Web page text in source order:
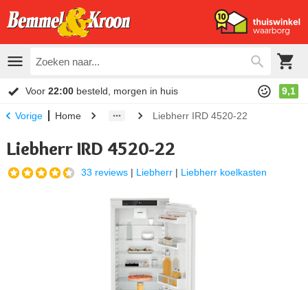
Voor 22:00 besteld, morgen in huis 9,1
Vorige Home Liebherr IRD 4520-22
Liebherr IRD 4520-22
33 reviews | Liebherr | Liebherr koelkasten